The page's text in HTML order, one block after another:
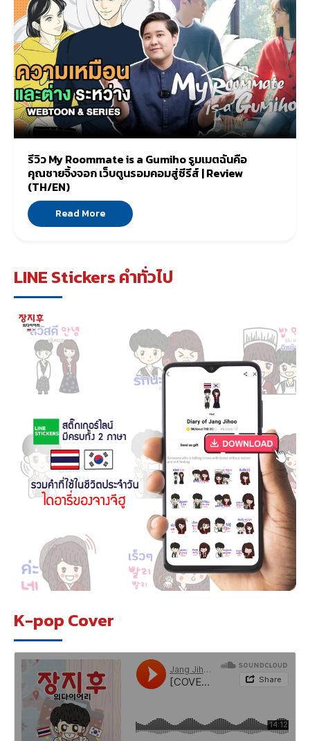
รีวิว My Roommate is a Gumiho รูมเมตฉันคือ
คุณชายจิ้งจอก เว็บตูนรอมคอมสู่ซีรีส์ | Review
(TH/EN)
Read More
LINE Stickers คำทั่วไป
K-pop Cover